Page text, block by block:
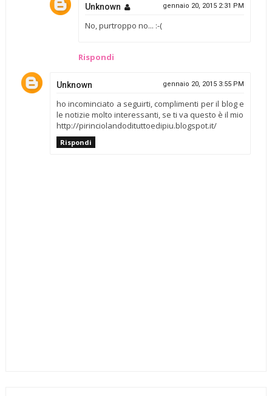
Unknown gennaio 20, 2015 2:31 PM
No, purtroppo no... :-(
Rispondi
Unknown gennaio 20, 2015 3:55 PM
ho incominciato a seguirti, complimenti per il blog e
le notizie molto interessanti, se ti va questo è il mio
http://pirinciolandodituttoedipiu.blogspot.it/
Rispondi